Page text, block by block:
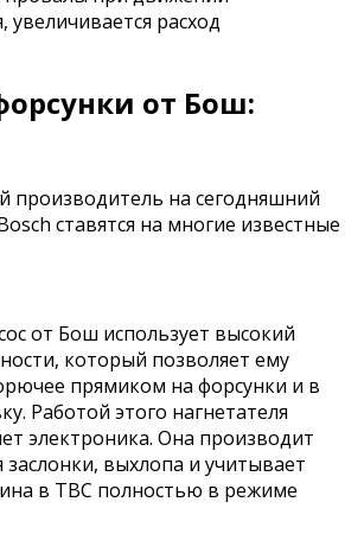
увеличивается расход
от Бош:
производитель на сегодняшний
ставятся на многие известные
от Бош использует высокий
который позволяет ему
прямиком на форсунки и в
Работой этого нагнетателя
электроника. Она производит
заслонки, выхлопа и учитывает
в ТВС полностью в режиме